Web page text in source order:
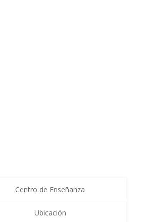
Centro de Enseñanza
Ubicación